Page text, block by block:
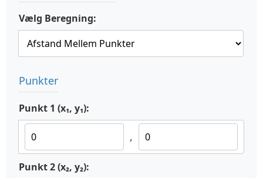
Vælg Beregning:
Punkter
Punkt 1 (x₁, y₁):
,
Punkt 2 (x₂, y₂):